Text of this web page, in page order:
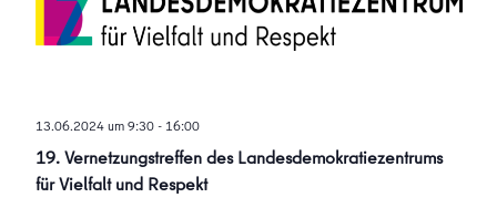
19. Vernetzungstreffen des Landesdemokratiezentrums
für Vielfalt und Respekt
13.06.2024 um 9:30- 16:00